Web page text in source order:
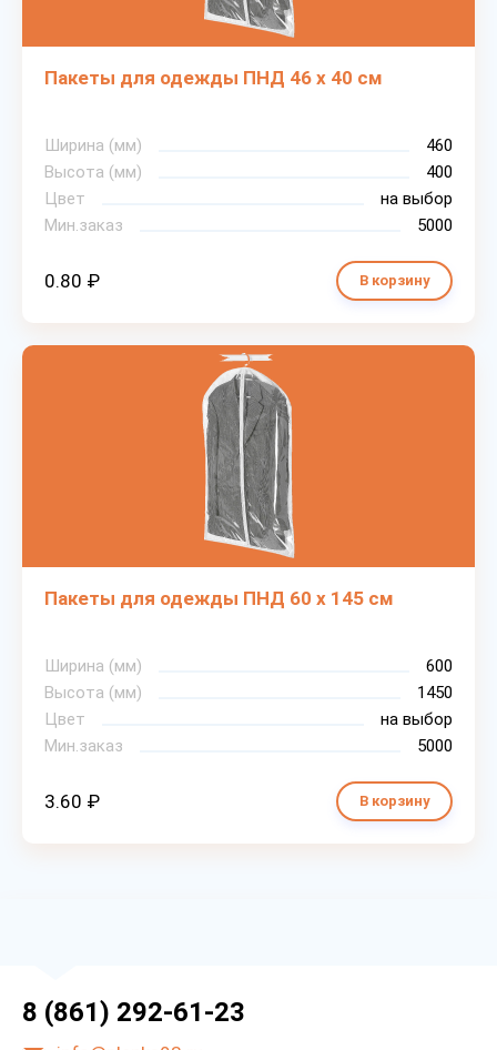
Пакеты для одежды ПНД 46 х 40 см
Ширина (мм)
460
Высота (мм)
400
Цвет
на выбор
Мин.заказ
5000
0.80 ₽ В корзину
Пакеты для одежды ПНД 60 х 145 см
Ширина (мм)
600
Высота (мм)
1450
Цвет
на выбор
Мин.заказ
5000
3.60 ₽ В корзину
8 (861) 292-61-23